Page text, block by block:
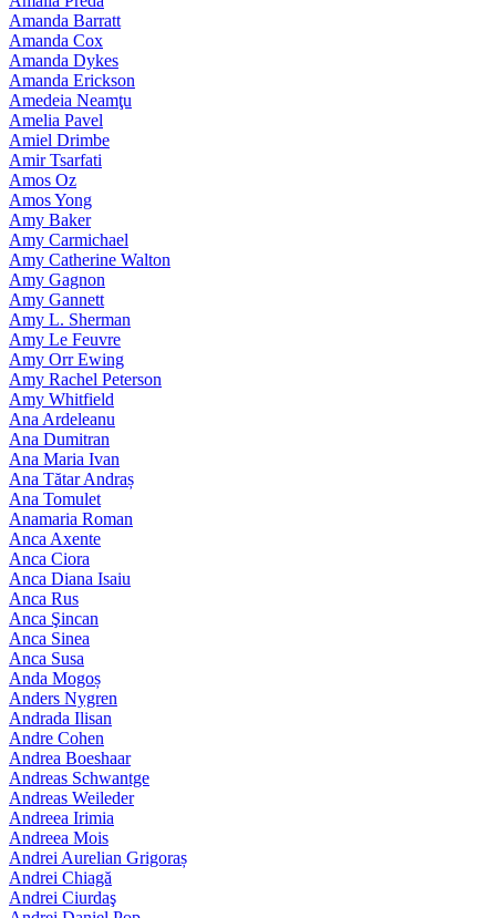
Amanda Barratt
Amanda Cox
Amanda Dykes
Amanda Erickson
Amedeia Neamţu
Amelia Pavel
Amiel Drimbe
Amir Tsarfati
Amos Oz
Amos Yong
Amy Baker
Amy Carmichael
Amy Catherine Walton
Amy Gagnon
Amy Gannett
Amy L. Sherman
Amy Le Feuvre
Amy Orr Ewing
Amy Rachel Peterson
Amy Whitfield
Ana Ardeleanu
Ana Dumitran
Ana Maria Ivan
Ana Tătar Andraș
Ana Tomulet
Anamaria Roman
Anca Axente
Anca Ciora
Anca Diana Isaiu
Anca Rus
Anca Şincan
Anca Sinea
Anca Susa
Anda Mogoș
Anders Nygren
Andrada Ilisan
Andre Cohen
Andrea Boeshaar
Andreas Schwantge
Andreas Weileder
Andreea Irimia
Andreea Mois
Andrei Aurelian Grigoraș
Andrei Chiagă
Andrei Ciurdaş